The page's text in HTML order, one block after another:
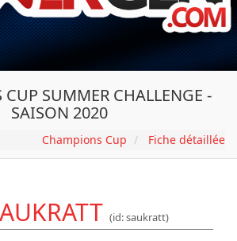
SUMMER CHALLENGE -
SAISON 2020
Champions Cup Fiche détaillée
(id: saukratt)